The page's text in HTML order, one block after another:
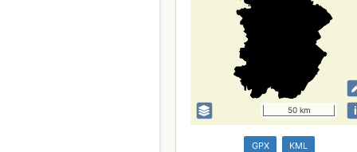
50 km i
GPX KML